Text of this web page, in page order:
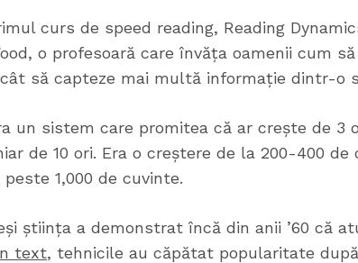
curs de speed reading, Reading
o profesoară care învăța oamenii cum
să capteze mai multă informație dintr-o
un sistem care promitea că ar crește de 3
de 10 ori. Era o creștere de la 200-400
peste 1,000 de cuvinte.
știința a demonstrat încă din anii ’60 că
text, tehnicile au căpătat popularitate